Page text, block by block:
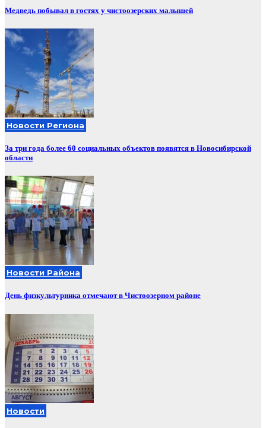
Медведь побывал в гостях у чистоозерских малышей
Новости Региона
За три года более 60 социальных объектов появятся в Новосибирской
области
Новости Района
День физкультурника отмечают в Чистоозерном районе
Новости